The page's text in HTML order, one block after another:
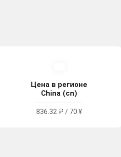
Цена в регионе
China (cn)
836.32 ₽ / 70 ¥